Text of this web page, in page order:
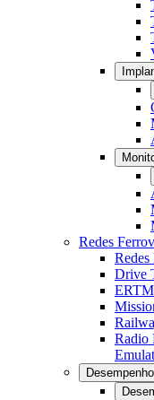
Redes
Drive
Radio